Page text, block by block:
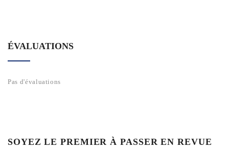
ÉVALUATIONS
Pas d'évaluations
SOYEZ LE PREMIER À PASSER EN REVUE